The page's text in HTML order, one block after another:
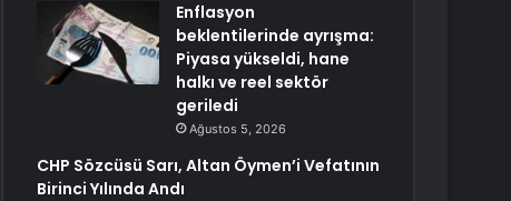
Enflasyon
beklentilerinde ayrışma:
Piyasa yükseldi, hane
halkı ve reel sektör
geriledi
Ağustos 5, 2026
CHP Sözcüsü Sarı, Altan Öymen’i Vefatının
Birinci Yılında Andı